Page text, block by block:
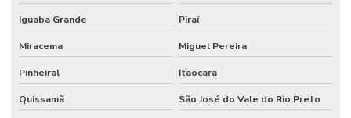
Iguaba Grande Piraí
Miracema Miguel Pereira
Pinheiral Itaocara
Quissamã São José do Vale do Rio Preto